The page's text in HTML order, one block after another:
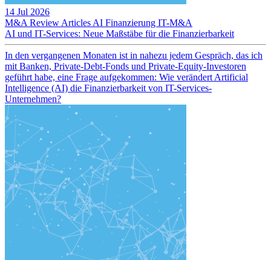
14 Jul 2026
M&A Review Articles AI Finanzierung IT-M&A
AI und IT-Services: Neue Maßstäbe für die Finanzierbarkeit
In den vergangenen Monaten ist in nahezu jedem Gespräch, das ich
mit Banken, Private-Debt-Fonds und Private-Equity-Investoren
geführt habe, eine Frage aufgekommen: Wie verändert Artificial
Intelligence (AI) die Finanzierbarkeit von IT-Services-
Unternehmen?